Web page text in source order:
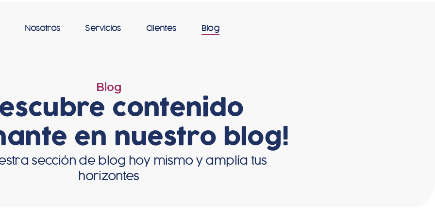
Nosotros Servicios Clientes Blog
Blog
contenido
en nuestro blog!
sección de blog hoy mismo y amplía tus
horizontes